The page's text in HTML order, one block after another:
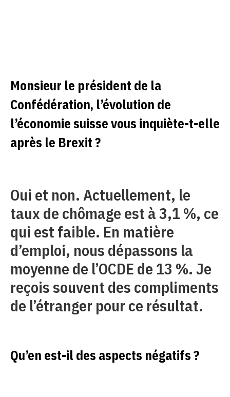
Monsieur le président de la
Confédération, l’évolution de
l’économie suisse vous inquiète-t-elle
après le Brexit ?
Oui et non. Actuellement, le
taux de chômage est à 3,1 %, ce
qui est faible. En matière
d’emploi, nous dépassons la
moyenne de l’OCDE de 13 %. Je
reçois souvent des compliments
de l’étranger pour ce résultat.
Qu’en est-il des aspects négatifs ?